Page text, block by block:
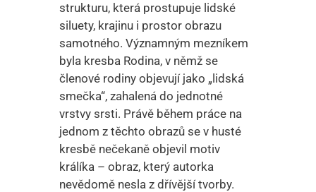
strukturu, která prostupuje lidské
siluety, krajinu i prostor obrazu
samotného. Významným mezníkem
byla kresba Rodina, v němž se
členové rodiny objevují jako „lidská
smečka“, zahalená do jednotné
vrstvy srsti. Právě během práce na
jednom z těchto obrazů se v husté
kresbě nečekaně objevil motiv
králíka – obraz, který autorka
nevědomě nesla z dřívější tvorby.